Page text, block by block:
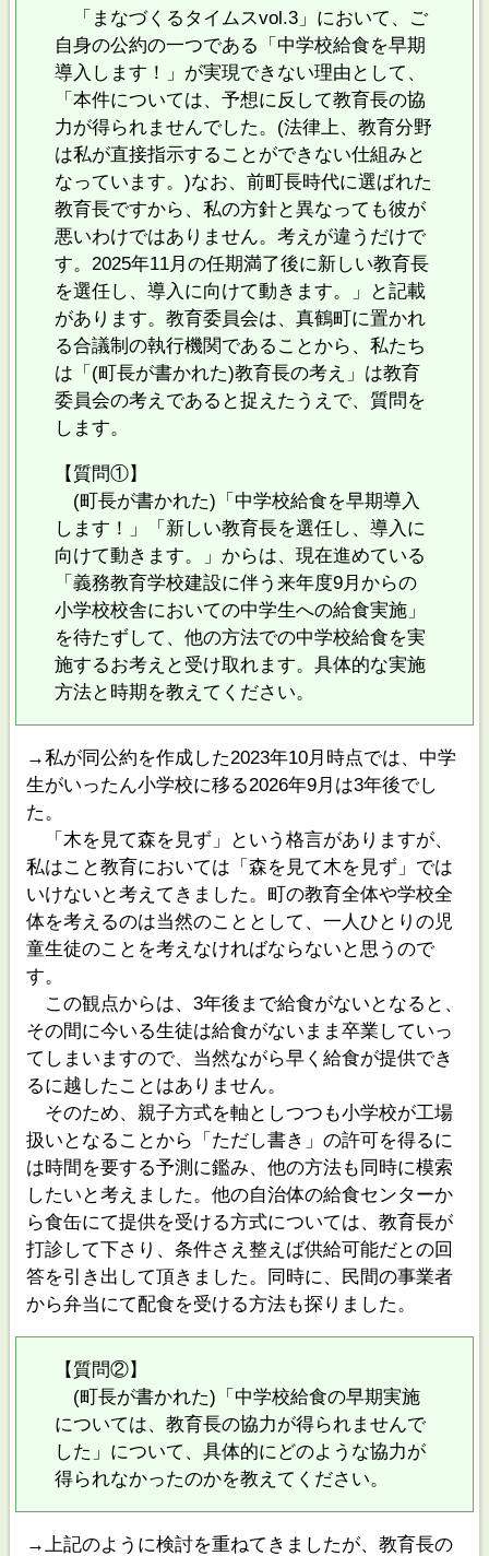
「まなづくるタイムスvol.3」において、ご
自身の公約の一つである「中学校給食を早期
導入します！」が実現できない理由として、
「本件については、予想に反して教育長の協
力が得られませんでした。(法律上、教育分野
は私が直接指示することができない仕組みと
なっています。)なお、前町長時代に選ばれた
教育長ですから、私の方針と異なっても彼が
悪いわけではありません。考えが違うだけで
す。2025年11月の任期満了後に新しい教育長
を選任し、導入に向けて動きます。」と記載
があります。教育委員会は、真鶴町に置かれ
る合議制の執行機関であることから、私たち
は「(町長が書かれた)教育長の考え」は教育
委員会の考えであると捉えたうえで、質問を
します。
【質問①】
(町長が書かれた)「中学校給食を早期導入
します！」「新しい教育長を選任し、導入に
向けて動きます。」からは、現在進めている
「義務教育学校建設に伴う来年度9月からの
小学校校舎においての中学生への給食実施」
を待たずして、他の方法での中学校給食を実
施するお考えと受け取れます。具体的な実施
方法と時期を教えてください。
→私が同公約を作成した2023年10月時点では、中学
生がいったん小学校に移る2026年9月は3年後でし
た。
「木を見て森を見ず」という格言がありますが、
私はこと教育においては「森を見て木を見ず」では
いけないと考えてきました。町の教育全体や学校全
体を考えるのは当然のこととして、一人ひとりの児
童生徒のことを考えなければならないと思うので
す。
この観点からは、3年後まで給食がないとなると、
その間に今いる生徒は給食がないまま卒業していっ
てしまいますので、当然ながら早く給食が提供でき
るに越したことはありません。
そのため、親子方式を軸としつつも小学校が工場
扱いとなることから「ただし書き」の許可を得るに
は時間を要する予測に鑑み、他の方法も同時に模索
したいと考えました。他の自治体の給食センターか
ら食缶にて提供を受ける方式については、教育長が
打診して下さり、条件さえ整えば供給可能だとの回
答を引き出して頂きました。同時に、民間の事業者
から弁当にて配食を受ける方法も探りました。
【質問②】
(町長が書かれた)「中学校給食の早期実施
については、教育長の協力が得られませんで
した」について、具体的にどのような協力が
得られなかったのかを教えてください。
→上記のように検討を重ねてきましたが、教育長の